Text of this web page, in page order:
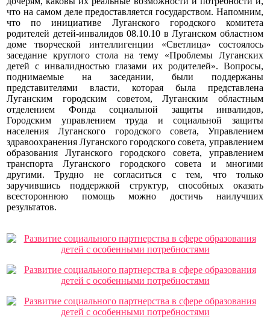
что на самом деле предоставляется государством. Напомним,
что по инициативе Луганского городского комитета
родителей детей-инвалидов 08.10.10 в Луганском областном
доме творческой интеллигенции «Светлица» состоялось
заседание круглого стола на тему «Проблемы Луганских
детей с инвалидностью глазами их родителей». Вопросы,
поднимаемые на заседании, были поддержаны
представителями власти, которая была представлена
Луганским городским советом, Луганским областным
отделением Фонда социальной защиты инвалидов,
Городским управлением труда и социальной защиты
населения Луганского городского совета, Управлением
здравоохранения Луганского городского совета, управлением
образования Луганского городского совета, управлением
транспорта Луганского городского совета и многими
другими. Трудно не согласиться с тем, что только
заручившись поддержкой структур, способных оказать
всестороннюю помощь можно достичь наилучших
результатов.